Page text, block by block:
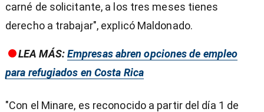
carné de solicitante, a los tres meses tienes
derecho a trabajar", explicó Maldonado.
LEA MÁS:Empresas abren opciones de empleo
para refugiados en Costa Rica
"Con el Minare, es reconocido a partir del día 1 de